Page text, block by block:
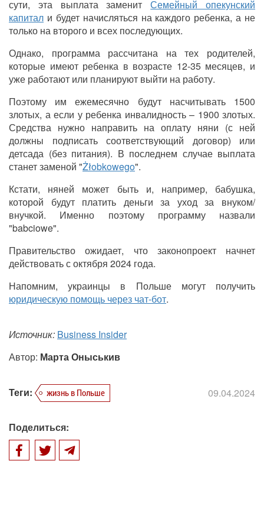
сути, эта выплата заменитСемейный опекунский
капитал и будет начисляться на каждого ребенка, а не
только на второго и всех последующих.
Однако, программа рассчитана на тех родителей,
которые имеют ребенка в возрасте 12-35 месяцев, и
уже работают или планируют выйти на работу.
Поэтому им ежемесячно будут насчитывать 1500
злотых, а если у ребенка инвалидность – 1900 злотых.
Средства нужно направить на оплату няни (с ней
должны подписать соответствующий договор) или
детсада (без питания). В последнем случае выплата
станет заменой "Żłobkowego".
Кстати, няней может быть и, например, бабушка,
которой будут платить деньги за уход за внуком/
внучкой. Именно поэтому программу назвали
"babciowe".
Правительство ожидает, что законопроект начнет
действовать с октября 2024 года.
Напомним, украинцы в Польше могут получить
юридическую помощь через чат-бот.
Источник: Business Insider
Автор: Марта Оныськив
Теги: жизнь в Польше 09.04.2024
Поделиться: